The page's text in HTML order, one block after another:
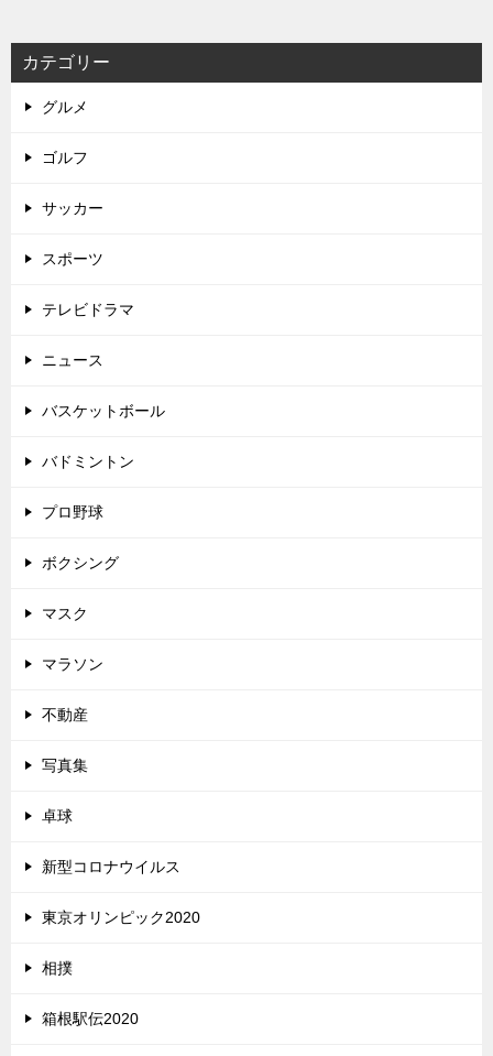
カテゴリー
グルメ
ゴルフ
サッカー
スポーツ
テレビドラマ
ニュース
バスケットボール
バドミントン
プロ野球
ボクシング
マスク
マラソン
不動産
写真集
卓球
新型コロナウイルス
東京オリンピック2020
相撲
箱根駅伝2020